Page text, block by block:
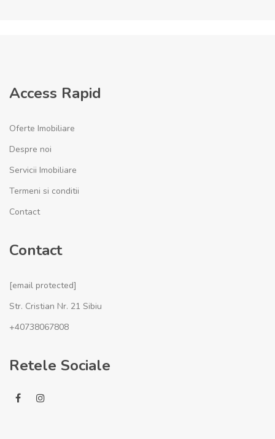
Access Rapid
Oferte Imobiliare
Despre noi
Servicii Imobiliare
Termeni si conditii
Contact
Contact
[email protected]
Str. Cristian Nr. 21 Sibiu
+40738067808
Retele Sociale